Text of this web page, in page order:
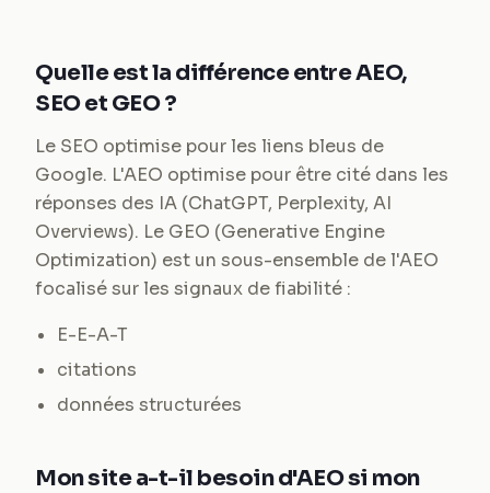
Quelle est la différence entre AEO,
SEO et GEO ?
Le SEO optimise pour les liens bleus de
Google. L'AEO optimise pour être cité dans les
réponses des IA (ChatGPT, Perplexity, AI
Overviews). Le GEO (Generative Engine
Optimization) est un sous-ensemble de l'AEO
focalisé sur les signaux de fiabilité :
E-E-A-T
citations
données structurées
Mon site a-t-il besoin d'AEO si mon